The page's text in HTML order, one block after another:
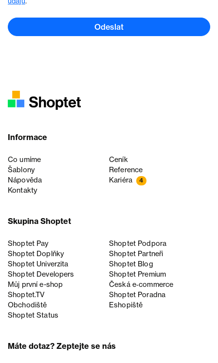
Odeslat
Informace
Co umíme
Ceník
Šablony
Reference
Nápověda
Kariéra 4
Kontakty
Skupina Shoptet
Shoptet Pay
Shoptet Podpora
Shoptet Doplňky
Shoptet Partneři
Shoptet Univerzita
Shoptet Blog
Shoptet Developers
Shoptet Premium
Můj první e-shop
Česká e‑commerce
Shoptet.TV
Shoptet Poradna
Obchodiště
Eshopiště
Shoptet Status
Máte dotaz? Zeptejte se nás